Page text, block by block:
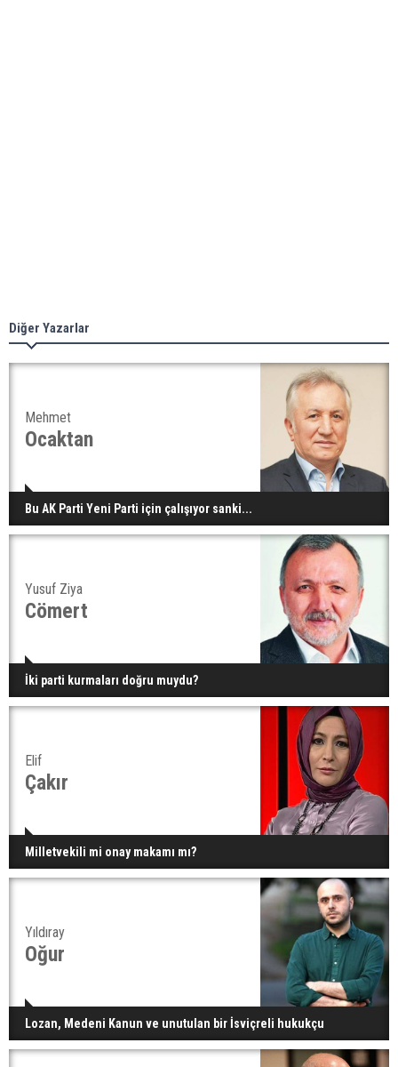
Diğer Yazarlar
Mehmet
Ocaktan
Bu AK Parti Yeni Parti için çalışıyor sanki...
Yusuf Ziya
Cömert
İki parti kurmaları doğru muydu?
Elif
Çakır
Milletvekili mi onay makamı mı?
Yıldıray
Oğur
Lozan, Medeni Kanun ve unutulan bir İsviçreli hukukçu